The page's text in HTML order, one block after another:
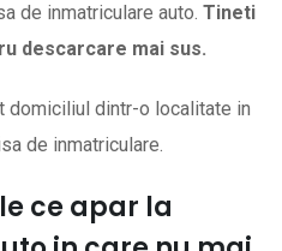
de inmatriculare auto. Tineti
descarcare mai sus.
domiciliul dintr-o localitate in
de inmatriculare.
ce apar la